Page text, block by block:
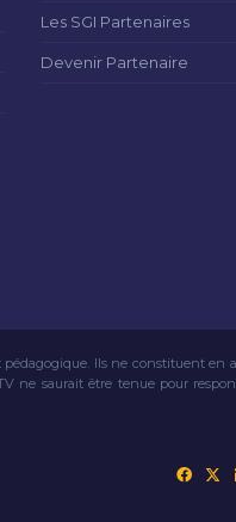
Les SGI Partenaires
Devenir Partenaire
Ils ne constituent en
ne saurait être tenue pour